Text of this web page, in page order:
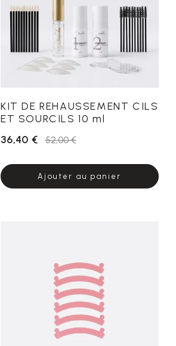
KIT DE REHAUSSEMENT CILS
ET SOURCILS 10 ml
36,40 €
52,00 €
Ajouter au panier